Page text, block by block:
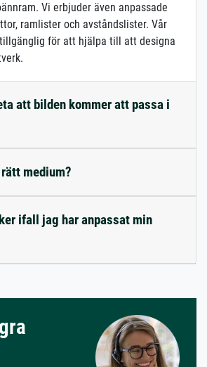
Vi erbjuder även anpassade
ramlister och avståndslister. Vår
för att hjälpa till att designa
att bilden kommer att passa i
medium?
ifall jag har anpassat min